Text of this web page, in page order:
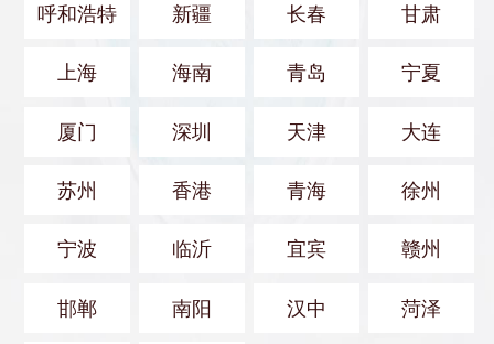
呼和浩特 新疆 长春 甘肃
上海 海南 青岛 宁夏
厦门 深圳 天津 大连
苏州 香港 青海 徐州
宁波 临沂 宜宾 赣州
邯郸 南阳 汉中 菏泽